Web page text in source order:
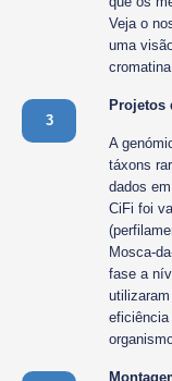
Veja o
uma
3
Projetos
A
táxons
dados
CiFi foi
Mosca-
fase a
eficiência